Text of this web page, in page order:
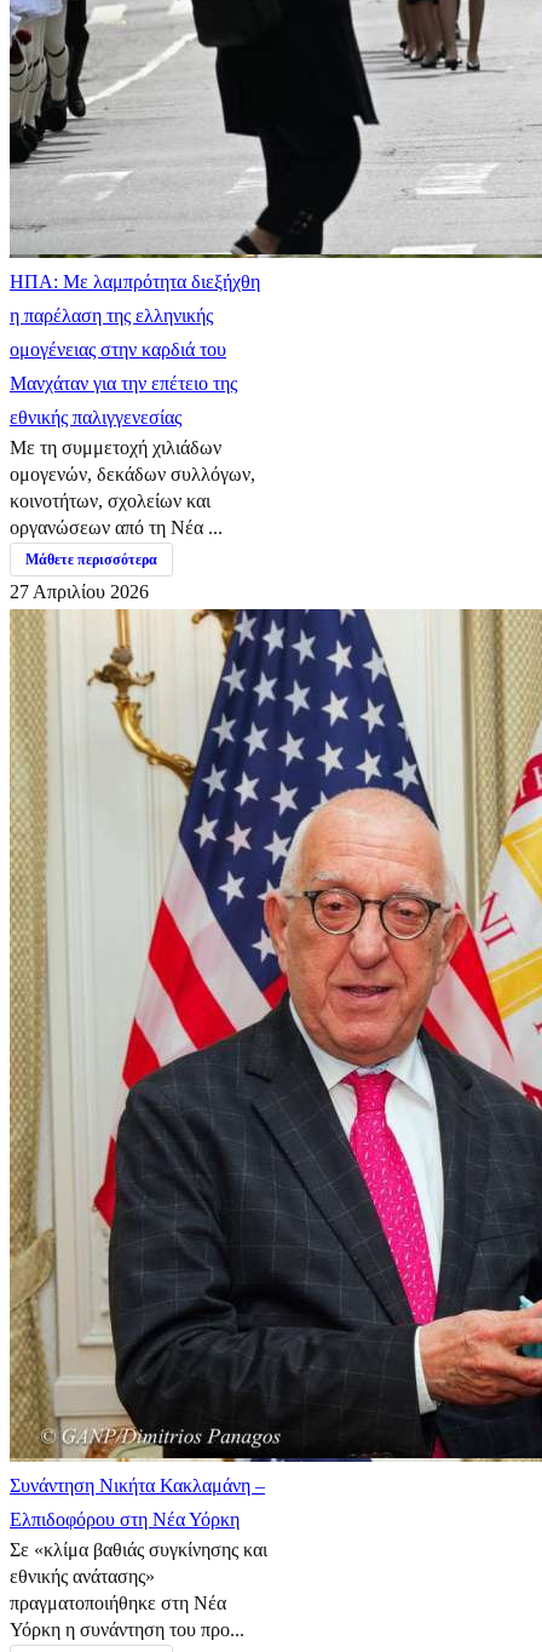
ΗΠΑ: Με λαμπρότητα διεξήχθη
η παρέλαση της ελληνικής
ομογένειας στην καρδιά του
Μανχάταν για την επέτειο της
εθνικής παλιγγενεσίας
Με τη συμμετοχή χιλιάδων
ομογενών, δεκάδων συλλόγων,
κοινοτήτων, σχολείων και
οργανώσεων από τη Νέα ...
Μάθετε περισσότερα
27 Απριλίου 2026
Συνάντηση Νικήτα Κακλαμάνη –
Ελπιδοφόρου στη Νέα Υόρκη
Σε «κλίμα βαθιάς συγκίνησης και
εθνικής ανάτασης»
πραγματοποιήθηκε στη Νέα
Υόρκη η συνάντηση του προ...